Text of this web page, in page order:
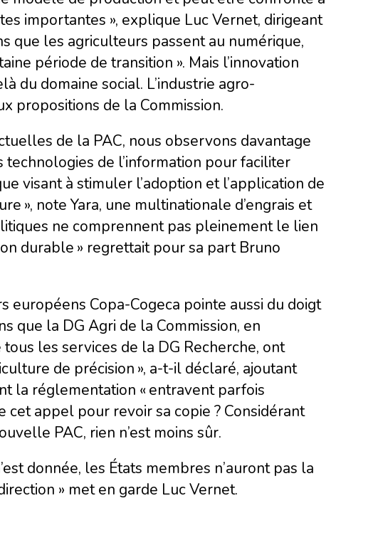
importantes », explique Luc Vernet, dirigeant
que les agriculteurs passent au numérique,
période de transition ». Mais l’innovation
du domaine social. L’industrie agro-
propositions de la Commission.
de la PAC, nous observons davantage
de l’information pour faciliter
visant à stimuler l’adoption et l’application de
», note Yara, une multinationale d’engrais et
ne comprennent pas pleinement le lien
durable » regrettait pour sa part Bruno
européens Copa-Cogeca pointe aussi du doigt
que la DG Agri de la Commission, en
les services de la DG Recherche, ont
de précision », a-t-il déclaré, ajoutant
la réglementation « entravent parfois
cet appel pour revoir sa copie ? Considérant
PAC, rien n’est moins sûr.
donnée, les États membres n’auront pas la
» met en garde Luc Vernet.